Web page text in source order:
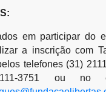
em participar do
a inscrição com
telefones (31)
3751 ou no